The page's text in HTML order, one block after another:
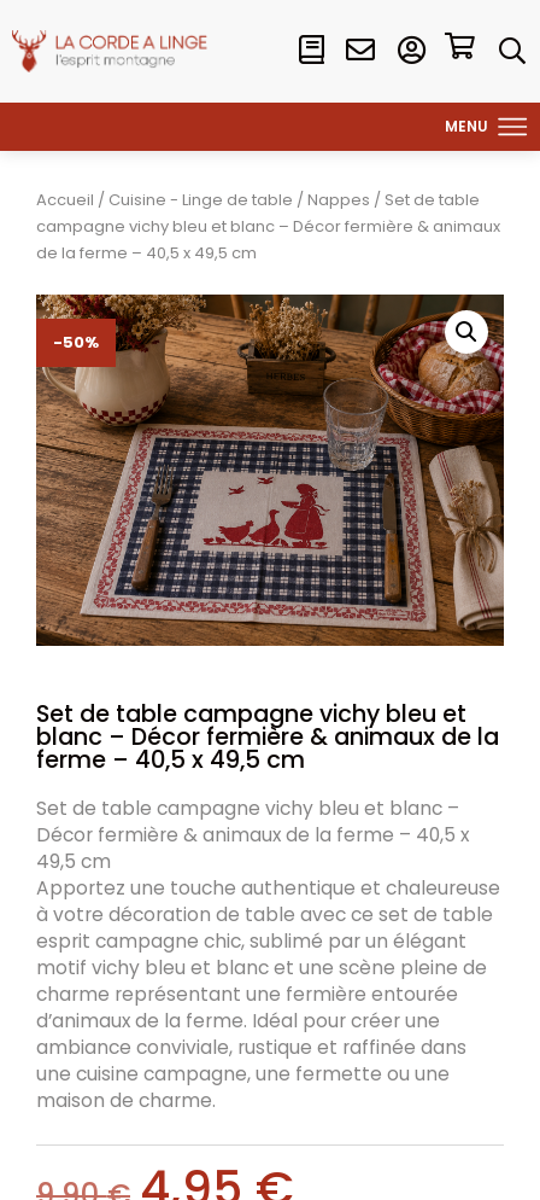
Accueil / Cuisine - Linge de table / Nappes / Set de table
campagne vichy bleu et blanc – Décor fermière & animaux
de la ferme – 40,5 x 49,5 cm
-50%
Set de table campagne vichy bleu et
blanc – Décor fermière & animaux de la
ferme – 40,5 x 49,5 cm
Set de table campagne vichy bleu et blanc –
Décor fermière & animaux de la ferme – 40,5 x
49,5 cm
Apportez une touche authentique et chaleureuse
à votre décoration de table avec ce set de table
esprit campagne chic, sublimé par un élégant
motif vichy bleu et blancet une scène pleine de
charme représentant une fermière entourée
d’animaux de la ferme. Idéal pour créer une
ambiance conviviale, rustique et raffinée dans
une cuisine campagne, une fermette ou une
maison de charme.